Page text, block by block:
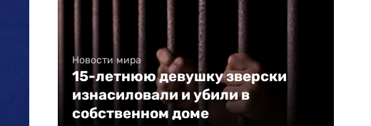
Новости мира
15-летнюю девушку зверски
изнасиловали и убили в
собственном доме